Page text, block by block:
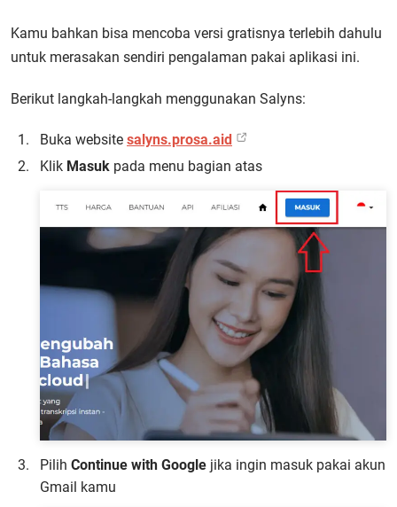
Kamu bahkan bisa mencoba versi gratisnya terlebih dahulu
untuk merasakan sendiri pengalaman pakai aplikasi ini.
Berikut langkah-langkah menggunakan Salyns:
Buka website salyns.prosa.aid
Klik Masuk pada menu bagian atas
Pilih Continue with Google jika ingin masuk pakai akun
Gmail kamu